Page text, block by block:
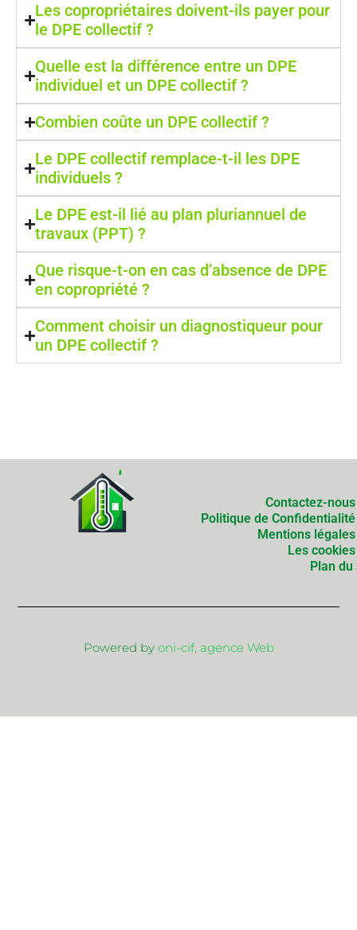
Les copropriétaires doivent-ils payer pour
le DPE collectif ?
Quelle est la différence entre un DPE
individuel et un DPE collectif ?
Combien coûte un DPE collectif ?
Le DPE collectif remplace-t-il les DPE
individuels ?
Le DPE est-il lié au plan pluriannuel de
travaux (PPT) ?
Que risque-t-on en cas d’absence de DPE
en copropriété ?
Comment choisir un diagnostiqueur pour
un DPE collectif ?
Contactez-nous
Politique de Confidentialité
Mentions légales
Les cookies
Plan
Powered by oni-cif, agence Web